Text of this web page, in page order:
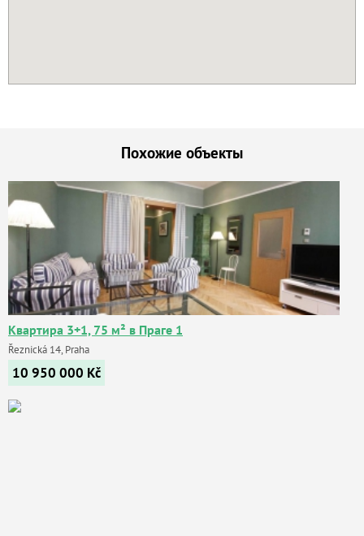
Похожие объекты
Квартира 3+1, 75 м² в Праге 1
Řeznická 14, Praha
10 950 000 Kč